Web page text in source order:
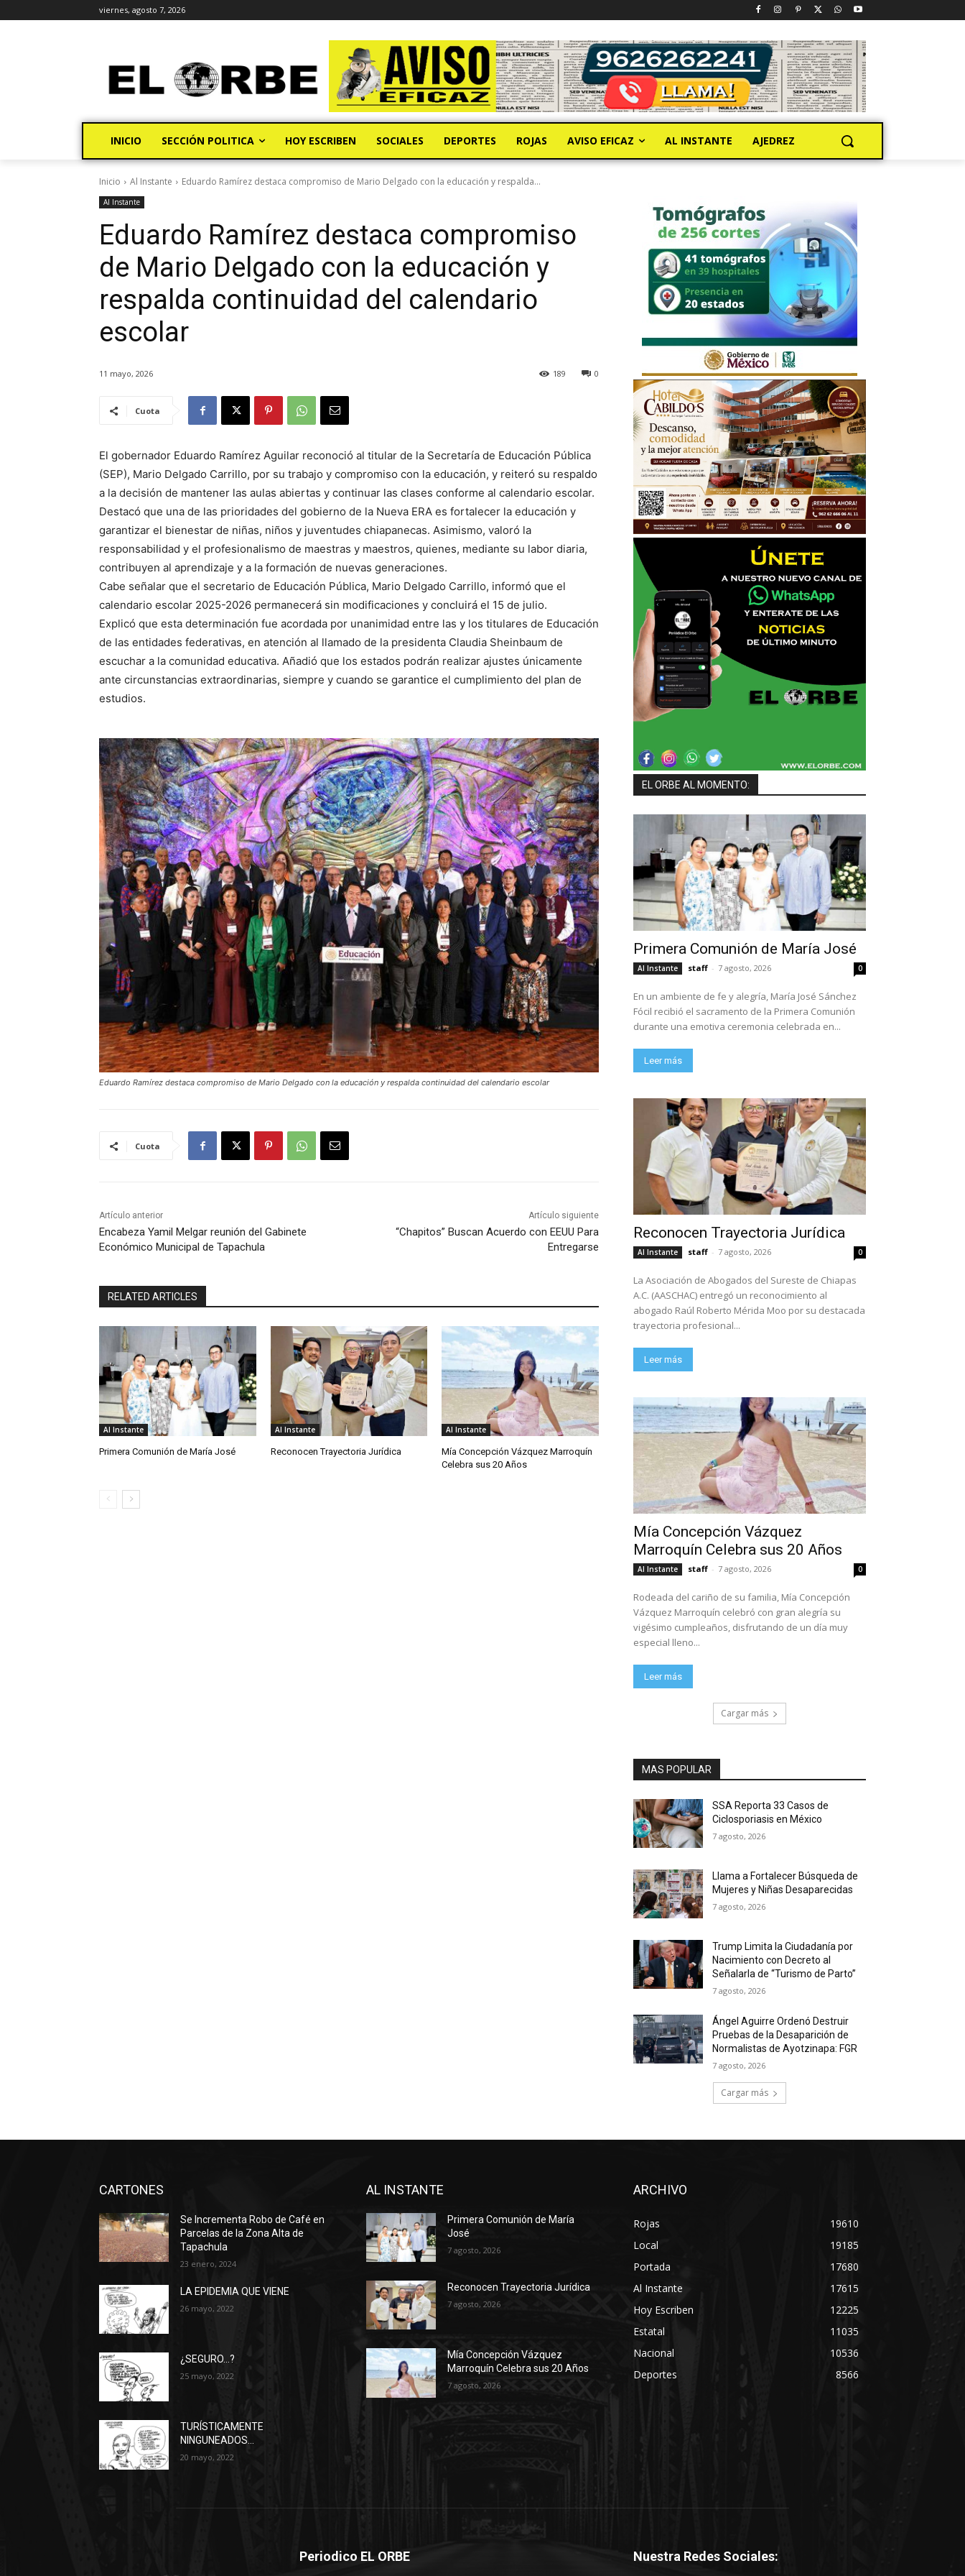
viernes, agosto 7, 2026
INICIO SECCIÓN POLITICA HOY ESCRIBEN SOCIALES DEPORTES ROJAS AVISO EFICAZ AL INSTANTE AJEDREZ
Inicio Al Instante Eduardo Ramírez destaca compromiso de Mario Delgado con la educación y respalda...
Al Instante
Eduardo Ramírez destaca compromiso
de Mario Delgado con la educación y
respalda continuidad del calendario
escolar
11 mayo, 2026 0
189
Cuota
El gobernador Eduardo Ramírez Aguilar reconoció al titular de la Secretaría de Educación Pública
(SEP), Mario Delgado Carrillo, por su trabajo y compromiso con la educación, y reiteró su respaldo
a la decisión de mantener las aulas abiertas y continuar las clases conforme al calendario escolar.
Destacó que una de las prioridades del gobierno de la Nueva ERA es fortalecer la educación y
garantizar el bienestar de niñas, niños y juventudes chiapanecas. Asimismo, valoró la
responsabilidad y el profesionalismo de maestras y maestros, quienes, mediante su labor diaria,
contribuyen al aprendizaje y a la formación de nuevas generaciones.
Cabe señalar que el secretario de Educación Pública, Mario Delgado Carrillo, informó que el
calendario escolar 2025-2026 permanecerá sin modificaciones y concluirá el 15 de julio.
Explicó que esta determinación fue acordada por unanimidad entre las y los titulares de Educación
de las entidades federativas, en atención al llamado de la presidenta Claudia Sheinbaum de
escuchar a la comunidad educativa. Añadió que los estados podrán realizar ajustes únicamente
ante circunstancias extraordinarias, siempre y cuando se garantice el cumplimiento del plan de
estudios.
Eduardo Ramírez destaca compromiso de Mario Delgado con la educación y respalda continuidad del calendario escolar
Cuota
Artículo anterior
Encabeza Yamil Melgar reunión del Gabinete
Económico Municipal de Tapachula
Artículo siguiente
“Chapitos” Buscan Acuerdo con EEUU Para
Entregarse
RELATED ARTICLES
Al Instante
Primera Comunión de María José
Al Instante
Reconocen Trayectoria Jurídica
Al Instante
Mía Concepción Vázquez Marroquín
Celebra sus 20 Años
EL ORBE AL MOMENTO:
Primera Comunión de María José
Al Instante staff - 7 agosto, 2026 0
En un ambiente de fe y alegría, María José Sánchez
Fócil recibió el sacramento de la Primera Comunión
durante una emotiva ceremonia celebrada en...
Leer más
Reconocen Trayectoria Jurídica
Al Instante staff - 7 agosto, 2026 0
La Asociación de Abogados del Sureste de Chiapas
A.C. (AASCHAC) entregó un reconocimiento al
abogado Raúl Roberto Mérida Moo por su destacada
trayectoria profesional...
Leer más
Mía Concepción Vázquez
Marroquín Celebra sus 20 Años
Al Instante staff - 7 agosto, 2026 0
Rodeada del cariño de su familia, Mía Concepción
Vázquez Marroquín celebró con gran alegría su
vigésimo cumpleaños, disfrutando de un día muy
especial lleno...
Leer más
Cargar más
MAS POPULAR
SSA Reporta 33 Casos de
Ciclosporiasis en México
7 agosto, 2026
Llama a Fortalecer Búsqueda de
Mujeres y Niñas Desaparecidas
7 agosto, 2026
Trump Limita la Ciudadanía por
Nacimiento con Decreto al
Señalarla de “Turismo de Parto”
7 agosto, 2026
Ángel Aguirre Ordenó Destruir
Pruebas de la Desaparición de
Normalistas de Ayotzinapa: FGR
7 agosto, 2026
Cargar más
CARTONES
Se Incrementa Robo de Café en
Parcelas de la Zona Alta de
Tapachula
23 enero, 2024
LA EPIDEMIA QUE VIENE
26 mayo, 2022
¿SEGURO…?
25 mayo, 2022
TURÍSTICAMENTE
NINGUNEADOS…
20 mayo, 2022
AL INSTANTE
Primera Comunión de María
José
7 agosto, 2026
Reconocen Trayectoria Jurídica
7 agosto, 2026
Mía Concepción Vázquez
Marroquín Celebra sus 20 Años
7 agosto, 2026
ARCHIVO
Rojas
19610
Local
19185
Portada
17680
Al Instante
17615
Hoy Escriben
12225
Estatal
11035
Nacional
10536
Deportes
8566
Periodico EL ORBE Nuestra Redes Sociales: